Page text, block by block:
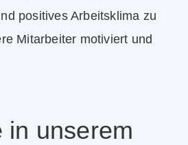
positives Arbeitsklima zu
Mitarbeiter motiviert und
in unserem